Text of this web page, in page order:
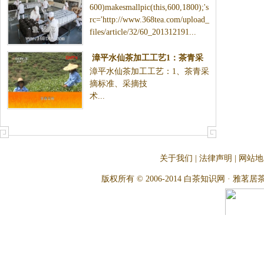
局才有大未来
600)makesmallpic(this,600,1800);'s
rc='http://www.368tea.com/upload_
files/article/32/60_201312191...
漳平水仙茶加工工艺1：茶青采
摘标准、采摘技术
漳平水仙茶加工工艺：1、茶青采
摘标准、采摘技
术...
关于我们 法律声明 网站
版权所有 © 2006-2014 白茶知识网 · 雅茗居